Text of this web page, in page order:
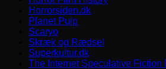
Horrorsiden.dk
Planet Pulp
Scaryo
Skræk og Rædsel
Superkultur.dk
The Internet Speculative Fiction